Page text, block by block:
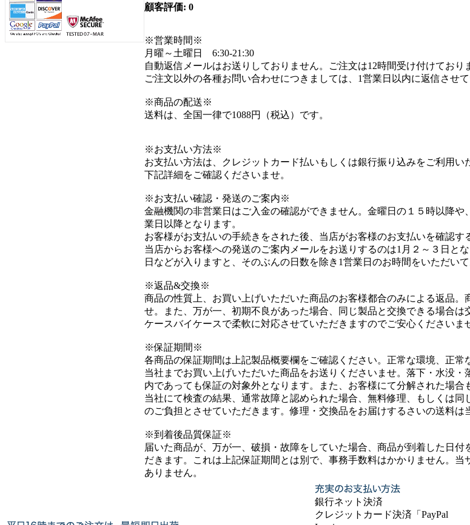
顧客評価: 0
※営業時間※
月曜～土曜日 6:30-21:30
自動返信メールはお送りしておりません。ご注文は12時間受け付けてお
ご注文以外の各種お問い合わせにつきましては、1営業日以内に返信させて
※商品の配送※
送料は、全国一律で1088円（税込）です。
※お支払い方法※
お支払い方法は、クレジットカード払いもしくは銀行振り込みをご利用い
下記詳細をご確認くださいませ。
※お支払い確認・発送のご案内※
金融機関の非営業日はご入金の確認ができません。金曜日の１５時以降
業日以降となります。
お客様がお支払いの手続きをされた後、当店がお客様のお支払いを確認
当店からお客様への発送のご案内メールをお送りするのは1月２～３日と
日などが入りますと、そのぶんの日数を除き1営業日のお時間をいただいて
※返品&交換※
商品の性質上、お買い上げいただいた商品のお客様都合のみによる返品
せ。また、万が一、初期不良があった場合、同じ製品と交換できる場合
ケースバイケースで柔軟に対応させていただきますのでご安心くださいま
※保証期間※
各商品の保証期間は上記製品概要欄をご確認ください。正常な環境、正
当社までお買い上げいただいた商品をお送りくださいませ。落下・水没
内であっても保証の対象外となります。また、お客様にて分解された場合
当社にて検査の結果、通常故障と認められた場合、無料修理、もしくは
のご負担とさせていただきます。修理・交換品をお届けするさいの送料は
※到着後品質保証※
届いた商品が、万が一、破損・故障をしていた場合、商品が到着した日
だきます。これは上記保証期間とは別で、事務手数料はかかりません。
ありません。
銀行ネット決済
クレジットカード決済「PayPal